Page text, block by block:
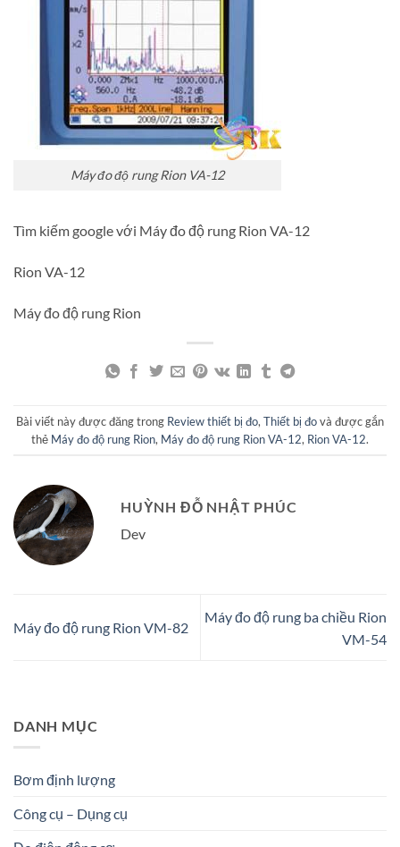
Máy đo độ rung Rion VA-12
Tìm kiếm google với Máy đo độ rung Rion VA-12
Rion VA-12
Máy đo độ rung Rion
Bài viết này được đăng trong Review thiết bị đo, Thiết bị đovà được gắn
thẻ Máy đo độ rung Rion, Máy đo độ rung Rion VA-12, Rion VA-12.
HUỲNH ĐỖ NHẬT PHÚC
Dev
Máy đo độ rung Rion VM-82
Máy đo độ rung ba chiều Rion
VM-54
DANH MỤC
Bơm định lượng
Công cụ – Dụng cụ